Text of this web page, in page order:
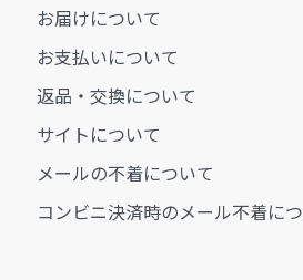
お届けについて
お支払いについて
返品・交換について
サイトについて
メールの不着について
コンビニ決済時のメール不着に